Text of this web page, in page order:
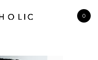
0